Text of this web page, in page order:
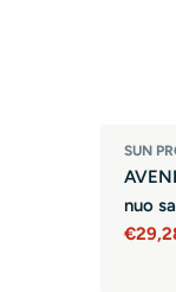
SUN
nuo
Sale